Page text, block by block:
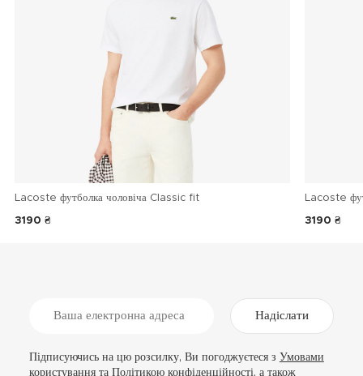
Lacoste футболка чоловіча Classic fit
3190 ₴
Lacoste
3190 ₴
Надіслати
Підписуючись на цю розсилку, Ви погоджуєтеся з Умовами
користуваннята Політикою конфіденційності, а також